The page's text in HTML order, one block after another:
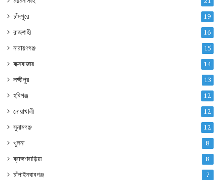
চাঁদপুরে 19
রাজশাহী 16
নারায়ণগঞ্জ 15
কক্সবাজার 14
লক্ষ্মীপুর 13
হবিগঞ্জ 12
নোয়াখালী 12
সুনামগঞ্জ 12
খুলনা 8
ব্রাহ্মণবাড়িয়া 8
চাঁপাইনবাবগঞ্জ 7